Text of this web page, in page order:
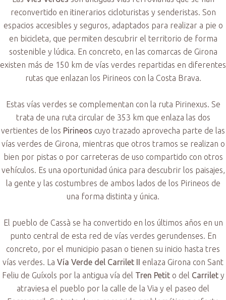
reconvertido en itinerarios cicloturistas y senderistas. Son
espacios accesibles y seguros, adaptados para realizar a pie o
en bicicleta, que permiten descubrir el territorio de forma
sostenible y lúdica. En concreto, en las comarcas de Girona
existen más de 150 km de vías verdes repartidas en diferentes
rutas que enlazan los Pirineos con la Costa Brava.
Estas vías verdes se complementan con la ruta Pirinexus. Se
trata de una ruta circular de 353 km que enlaza las dos
vertientes de los Pirineos cuyo trazado aprovecha parte de las
vías verdes de Girona, mientras que otros tramos se realizan o
bien por pistas o por carreteras de uso compartido con otros
vehículos. Es una oportunidad única para descubrir los paisajes,
la gente y las costumbres de ambos lados de los Pirineos de
una forma distinta y única.
El pueblo de Cassà se ha convertido en los últimos años en un
punto central de esta red de vías verdes gerundenses. En
concreto, por el municipio pasan o tienen su inicio hasta tres
vías verdes. La Vía Verde del Carrilet II enlaza Girona con Sant
Feliu de Guíxols por la antigua vía del Tren Petito del Carrilety
atraviesa el pueblo por la calle de la Via y el paseo del